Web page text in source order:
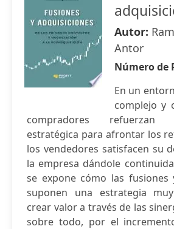
Autor:
Antor
Número de
En un
complejo y
compradores
estratégica para afrontar los
los vendedores satisfacen su
la empresa dándole
se expone cómo las fusiones
suponen una estrategia
crear valor a través de las
sobre todo, por el